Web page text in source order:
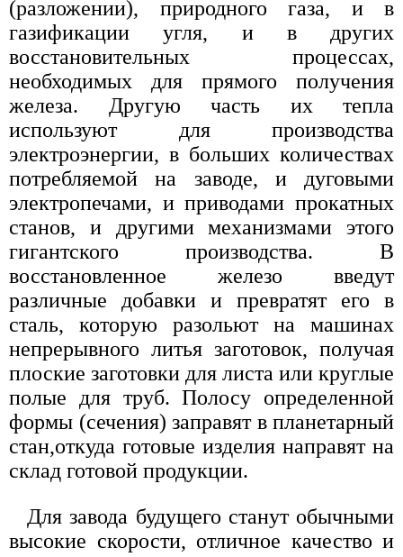
(разложении), природного газа, и в
газификации угля, и в других
восстановительных процессах,
необходимых для прямого получения
железа. Другую часть их тепла
используют для производства
электроэнергии, в больших количествах
потребляемой на заводе, и дуговыми
электропечами, и приводами прокатных
станов, и другими механизмами этого
гигантского производства. В
восстановленное железо введут
различные добавки и превратят его в
сталь, которую разольют на машинах
непрерывного литья заготовок, получая
плоские заготовки для листа или круглые
полые для труб. Полосу определенной
формы (сечения) заправят в планетарный
стан,откуда готовые изделия направят на
склад готовой продукции.
Для завода будущего станут обычными
высокие скорости, отличное качество и